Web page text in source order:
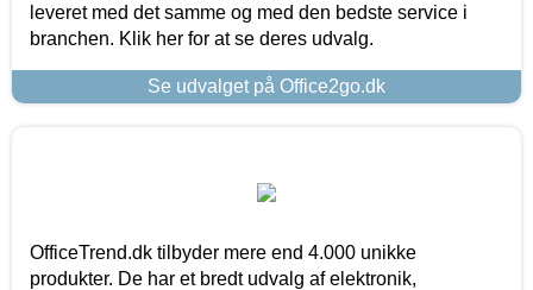
leveret med det samme og med den bedste service i
branchen. Klik her for at se deres udvalg.
Se udvalget på Office2go.dk
OfficeTrend.dk tilbyder mere end 4.000 unikke
produkter. De har et bredt udvalg af elektronik,